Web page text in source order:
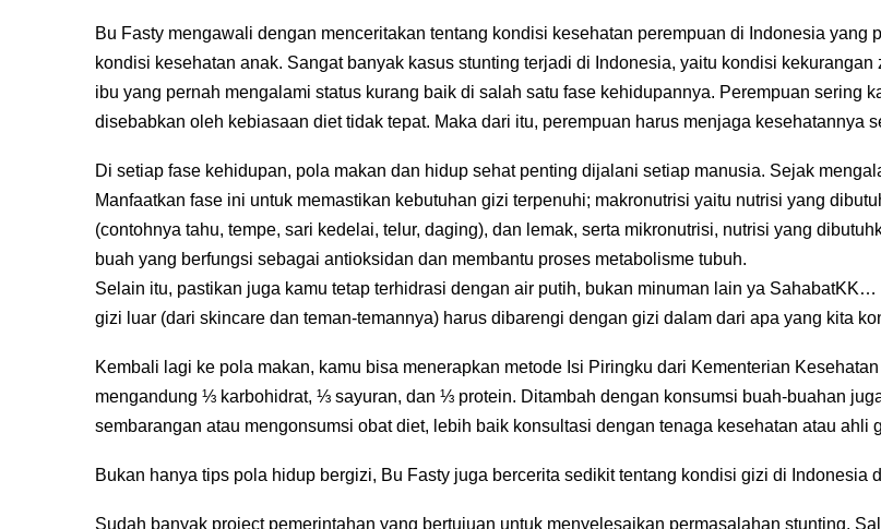
Bu Fasty mengawali dengan menceritakan tentang kondisi kesehatan perempuan di Indonesia
kondisi kesehatan anak. Sangat banyak kasus stunting terjadi di Indonesia, yaitu kondisi
ibu yang pernah mengalami status kurang baik di salah satu fase kehidupannya. Perempuan sering
disebabkan oleh kebiasaan diet tidak tepat. Maka dari itu, perempuan harus menjaga kesehatannya
Di setiap fase kehidupan, pola makan dan hidup sehat penting dijalani setiap manusia. Sejak
Manfaatkan fase ini untuk memastikan kebutuhan gizi terpenuhi; makronutrisi yaitu nutrisi yang
(contohnya tahu, tempe, sari kedelai, telur, daging), dan lemak, serta mikronutrisi, nutrisi yang
buah yang berfungsi sebagai antioksidan dan membantu proses metabolisme tubuh.
Selain itu, pastikan juga kamu tetap terhidrasi dengan air putih, bukan minuman lain ya
gizi luar (dari skincare dan teman-temannya) harus dibarengi dengan gizi dalam dari apa yang kita
Kembali lagi ke pola makan, kamu bisa menerapkan metode Isi Piringku dari Kementerian
mengandung ⅓ karbohidrat, ⅓ sayuran, dan ⅓ protein. Ditambah dengan konsumsi buah-buahan
sembarangan atau mengonsumsi obat diet, lebih baik konsultasi dengan tenaga kesehatan atau ahli
Bukan hanya tips pola hidup bergizi, Bu Fasty juga bercerita sedikit tentang kondisi gizi di Indonesia
Sudah banyak project pemerintahan yang bertujuan untuk menyelesaikan permasalahan stunting.